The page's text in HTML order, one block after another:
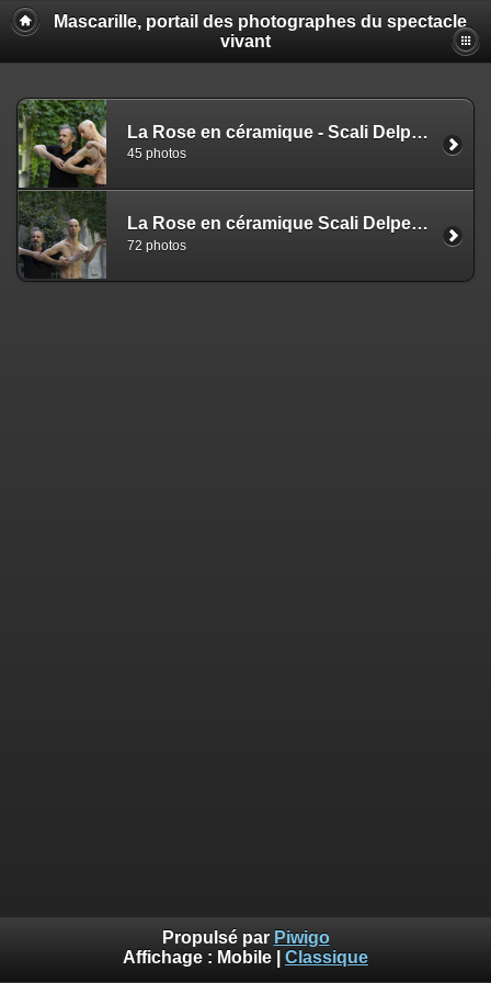
Mascarille, portail des photographes du spectacle
vivant
La Rose en céramique - Scali Delpeyrat et Alexander Vantournhout (NS)
45 photos
La Rose en céramique Scali Delpeyrat et Alexander Vantournhout (MC)
72 photos
Propulsé par Piwigo
Affichage : Mobile Classique